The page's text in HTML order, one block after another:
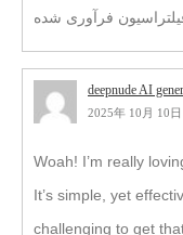
deepnude AI
2025年 10月 10日
Woah! I’m really
It’s simple, yet
challenging to get